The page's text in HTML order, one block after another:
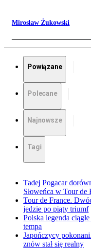
Mirosław Żukowski
Powiązane
Polecane
Najnowsze
Tagi
Tadej Pogacar
Słoweńca w Tour de
Tour de France.
jedzie po piąty triumf
Polska legenda
tempa
Japończycy
znów stał się realny